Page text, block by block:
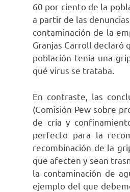
60 por ciento de la
a partir de las
contaminación de la
Granjas Carroll declaró
población tenía una
qué virus se trataba.
En contraste, las
(Comisión Pew sobre
de cría y
perfecto para la
recombinación de la
que afecten y sean
la contaminación de
ejemplo del que